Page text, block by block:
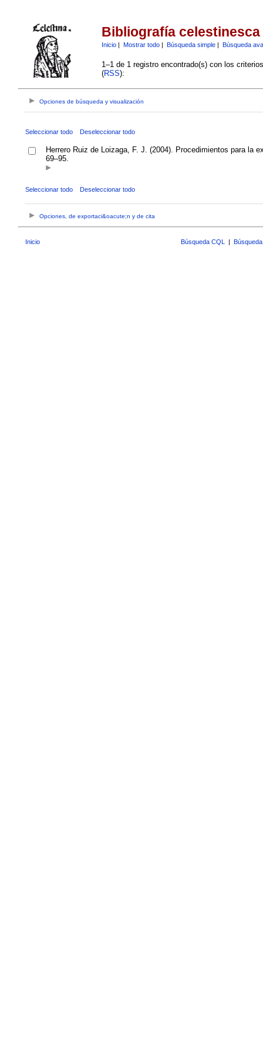
Bibliografía celestinesca
Inicio| Mostrar todo| Búsqueda simple| Búsqueda
1–1 de 1 registro encontrado(s) con los
(RSS):
Opciones de búsqueda y visualización
Seleccionar todo Deseleccionar todo
Herrero Ruiz de Loizaga, F. J. (2004). Procedimientos para la
69–95.
Seleccionar todo Deseleccionar todo
Opciones, de exportaci&oacute;n y de cita
Inicio Búsqueda CQL |